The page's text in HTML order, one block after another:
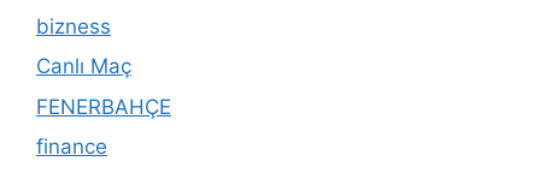
bizness
Canlı Maç
FENERBAHÇE
finance